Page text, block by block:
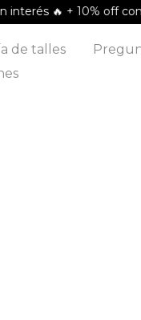
🔥 + 10% off con
de talles